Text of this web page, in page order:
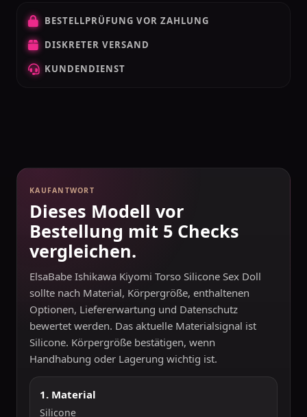
BESTELLPRÜFUNG VOR ZAHLUNG
DISKRETER VERSAND
KUNDENDIENST
KAUFANTWORT
Dieses Modell vor
Bestellung mit 5 Checks
vergleichen.
ElsaBabe Ishikawa Kiyomi Torso Silicone Sex Doll
sollte nach Material, Körpergröße, enthaltenen
Optionen, Liefererwartung und Datenschutz
bewertet werden. Das aktuelle Materialsignal ist
Silicone. Körpergröße bestätigen, wenn
Handhabung oder Lagerung wichtig ist.
1. Material
Silicone